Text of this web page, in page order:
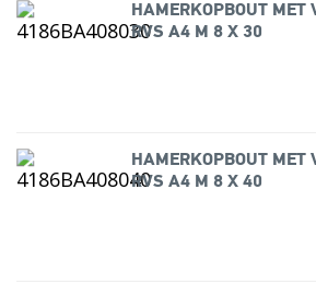
HAMERKOPBOUT
RVS A4 M 8 X 30
HAMERKOPBOUT
RVS A4 M 8 X 40